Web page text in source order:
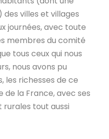
villes et villages
journées, avec toute
membres du comité
tous ceux qui nous
nous avons pu
les richesses de ce
la France, avec ses
tout aussi